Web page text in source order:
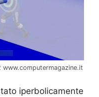
iperbolicamente